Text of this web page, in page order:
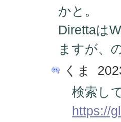
かと。
Direttaは
ますが、
くま
検索し
https://